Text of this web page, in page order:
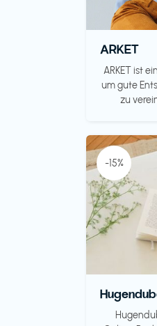
ARKET
ARKET ist
um gute
zu
-15%